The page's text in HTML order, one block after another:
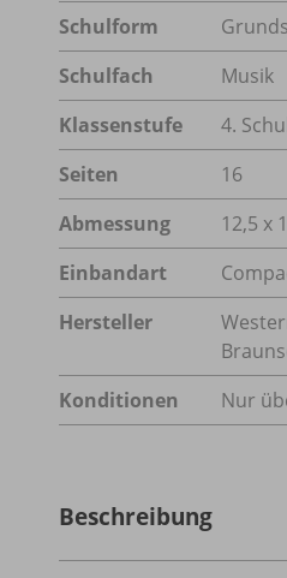
Schulform
Schulfach
Musik
Klassenstufe
4.
Seiten
16
Abmessung
12,5 x
Einbandart
Hersteller
Konditionen
Nur
Beschreibung